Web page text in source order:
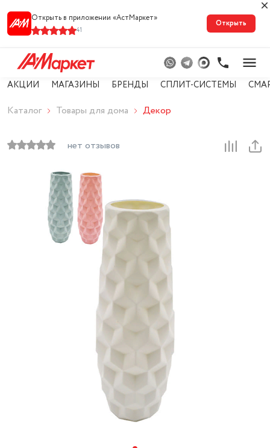
Открыть в приложении «АстМарке‪т‬»
41
Открыть
АКЦИИ МАГАЗИНЫ БРЕНДЫ СПЛИТ-СИСТЕМЫ
Каталог Товары для дома Декор
нет отзывов